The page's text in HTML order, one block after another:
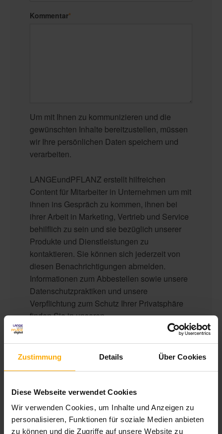
Zustimmung Details Über Cookies
Diese Webseite verwendet Cookies
Wir verwenden Cookies, um Inhalte und Anzeigen zu
personalisieren, Funktionen für soziale Medien anbieten
zu können und die Zugriffe auf unsere Website zu
Kommentar*
Um mit Ihnen zu kommunizieren und die
gewünschten Inhalte bereitzustellen, müssen
wir Ihre persönlichen Daten speichern und
verarbeiten.
LANGEundPFLANZ erstellt hilfreichen
Content für Mitarbeiter in Unternehmen um mit
ihnen ins Gespräch zu kommen, ihnen bei
ihrer Arbeit in Marketing, Vertrieb und Service
behilflich zu sein und sie bezüglich unserer
Produkte und Dienstleistungen zu
kontaktieren. Sie können sich jederzeit von
diesen Benachrichtigungen abmelden.
Informationen zum Abbestellen sowie unsere
Datenschutzpraktiken und unsere
Verpflichtung zum Schutz Ihrer Privatsphäre
finden Sie in unseren